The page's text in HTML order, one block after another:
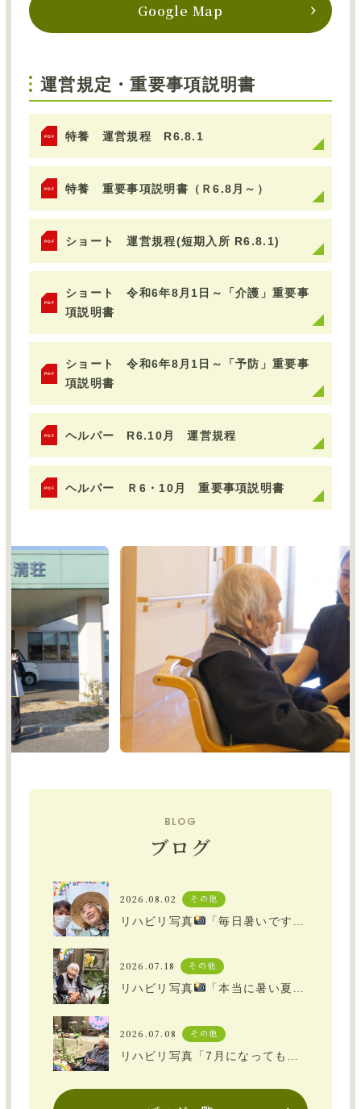
Google Map
運営規定・重要事項説明書
PDF 特養 運営規程 R6.8.1
PDF 特養 重要事項説明書（Ｒ6.8月～）
PDF ショート 運営規程(短期入所 R6.8.1)
PDF
ショート 令和6年8月1日～「介護」重要事
項説明書
PDF
ショート 令和6年8月1日～「予防」重要事
項説明書
PDF ヘルパー R6.10月 運営規程
PDF ヘルパー Ｒ6・10月 重要事項説明書
BLOG
ブログ
2026.08.02 その他
リハビリ写真 「毎日暑いですが、リハビリ頑張って頂けています
2026.07.18 その他
リハビリ写真 「本当に暑い夏が来ました
2026.07.08 その他